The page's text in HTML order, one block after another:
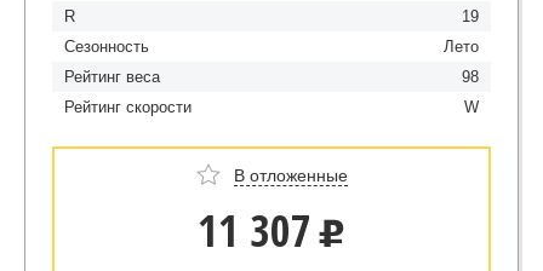
R
19
Сезонность
Лето
Рейтинг веса
98
Рейтинг скорости
W
В отложенные
11 307 u